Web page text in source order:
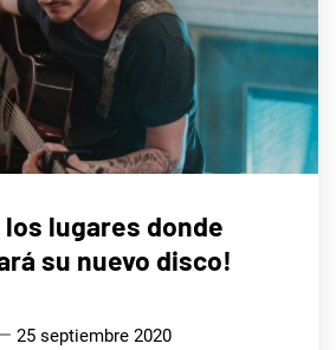
los lugares donde
su nuevo disco!
25 septiembre 2020